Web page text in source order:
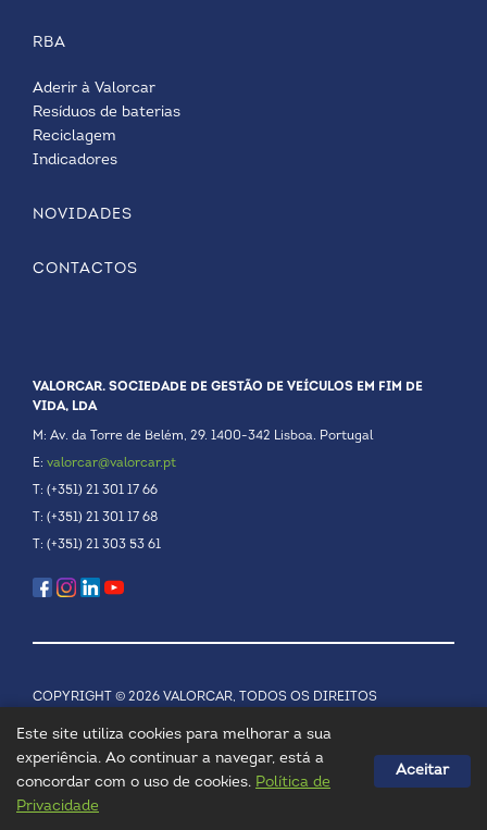
RBA
Aderir à Valorcar
Resíduos de baterias
Reciclagem
Indicadores
NOVIDADES
CONTACTOS
VALORCAR. SOCIEDADE DE GESTÃO DE VEÍCULOS EM FIM DE
VIDA, LDA
M: Av. da Torre de Belém, 29. 1400-342 Lisboa. Portugal
E: valorcar@valorcar.pt
T: (+351) 21 301 17 66
T: (+351) 21 301 17 68
T: (+351) 21 303 53 61
COPYRIGHT © 2026 VALORCAR, TODOS OS DIREITOS
Este site utiliza cookies para melhorar a sua
experiência. Ao continuar a navegar, está a
concordar com o uso de cookies. Política de
Privacidade
Aceitar